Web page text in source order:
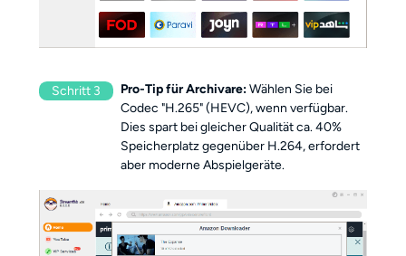
Schritt 3 Pro-Tip für Archivare:Wählen Sie bei
Codec "H.265" (HEVC), wenn verfügbar.
Dies spart bei gleicher Qualität ca. 40%
Speicherplatz gegenüber H.264, erfordert
aber moderne Abspielgeräte.